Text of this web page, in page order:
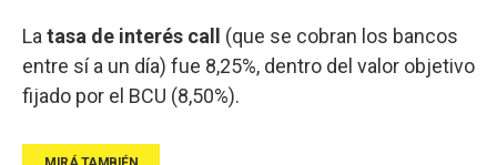
Latasa de interés call (que se cobran los bancos
entre sí a un día) fue 8,25%, dentro del valor objetivo
fijado por el BCU (8,50%).